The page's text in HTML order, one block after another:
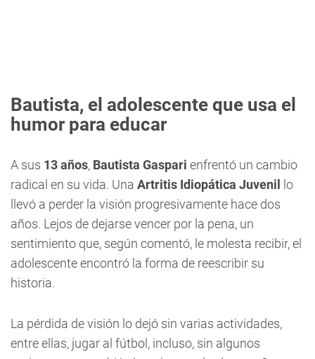
Bautista, el adolescente que usa el
humor para educar
A sus 13 años, Bautista Gaspari enfrentó un cambio
radical en su vida. Una Artritis Idiopática Juvenil
lo
llevó a perder la visión progresivamente hace dos
años. Lejos de dejarse vencer por la pena, un
sentimiento que, según comentó, le molesta recibir, el
adolescente encontró la forma de reescribir su
historia.
La pérdida de visión lo dejó sin varias actividades,
entre ellas, jugar al fútbol, incluso, sin algunos